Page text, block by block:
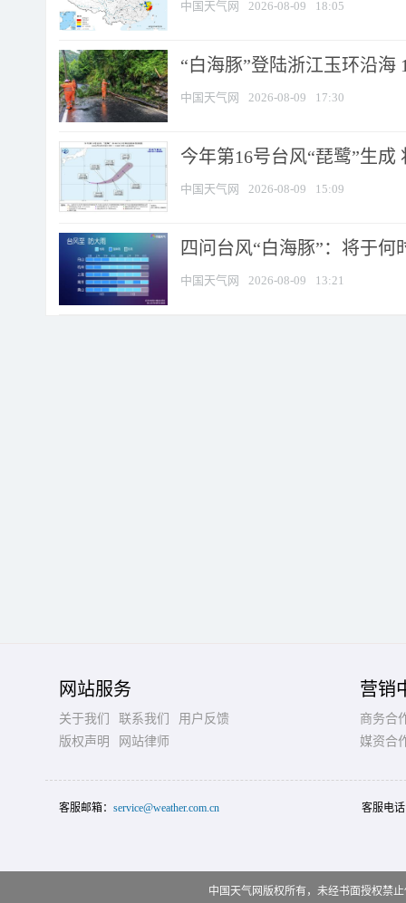
中国天气网 2026-08-09 18:05
“白海豚”登陆浙江玉环沿海
中国天气网 2026-08-09 17:30
今年第16号台风“琵鹭”生
中国天气网 2026-08-09 15:09
四问台风“白海豚”：将于
中国天气网 2026-08-09 13:21
网站服务
关于我们 联系我们
用户反馈
版权声明
网站律师
营销
商务合
媒资合
客服邮箱： service@weather.com.cn 客服电
中国天气网版权所有，未经书面授权